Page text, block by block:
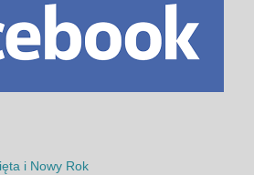
i Nowy Rok